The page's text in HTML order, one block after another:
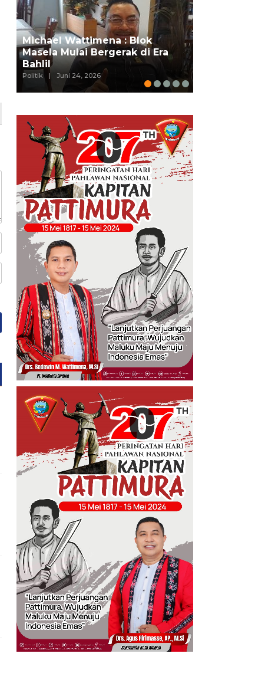
Michael Wattimena : Blok
Masela Mulai Bergerak di Era
Bahlil
Politik | Juni 24, 2026